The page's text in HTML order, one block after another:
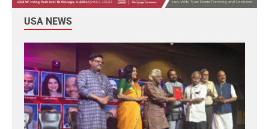
USA NEWS